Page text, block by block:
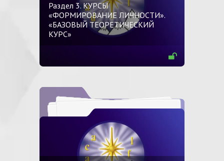
Раздел 3. КУРСЫ
«ФОРМИРОВАНИЕ ЛИЧНОСТИ».
«БАЗОВЫЙ ТЕОРЕТИЧЕСКИЙ
КУРС»